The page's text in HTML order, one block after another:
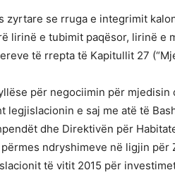
zyrtare se rruga e integrimit
lirinë e tubimit paqësor, lirinë e
të rrepta të Kapitullit 27
për negociimin për
legjislacionin e saj me atë të
dhe Direktivën për
ndryshimeve në ligjin për
të vitit 2015 për